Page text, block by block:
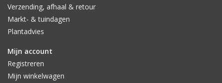
Verzending, afhaal & retour
Markt- & tuindagen
Plantadvies
Mijn account
Registreren
Mijn winkelwagen